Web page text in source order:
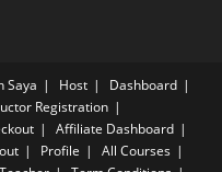
Saya Host
Dashboard
Registration
Affiliate Dashboard
Profile
All Courses